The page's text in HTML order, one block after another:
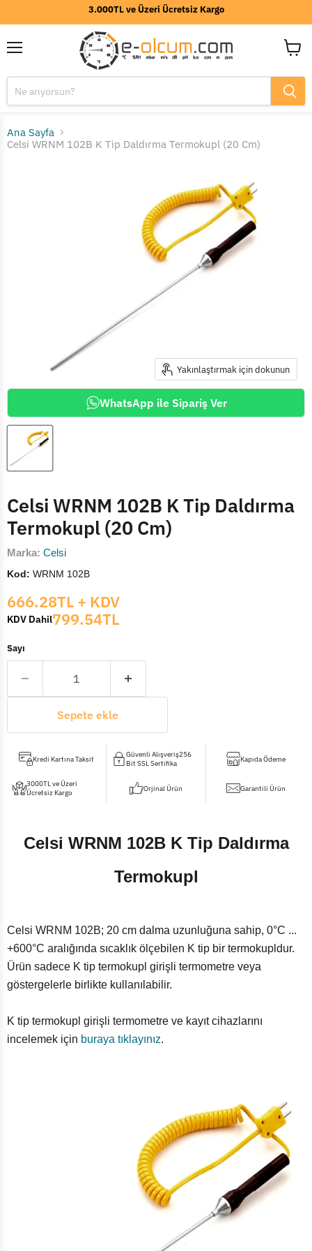
3.000TL ve Üzeri Ücretsiz Kargo
Ana Sayfa
Celsi WRNM 102B K Tip Daldırma Termokupl (20 Cm)
Yakınlaştırmak için dokunun
WhatsApp ile Sipariş Ver
Celsi WRNM 102B K Tip Daldırma
Termokupl (20 Cm)
Marka: Celsi
Kod: WRNM 102B
Mevcut fiyat
666.28TL + KDV
KDV Dahil799.54TL
Sayı
Sepete ekle
Kredi Kartına Taksit
Güvenli Alışveriş256
Bit SSL Sertifika
Kapıda Ödeme
3000TL ve Üzeri
Ücretsiz Kargo
Orjinal Ürün Garantili Ürün
Celsi WRNM 102B K Tip Daldırma
Termokupl
Celsi WRNM 102B; 20 cm dalma uzunluğuna sahip, 0°C ...
+600°C aralığında sıcaklık ölçebilen K tip bir termokupldur.
Ürün sadece K tip termokupl girişli termometre veya
göstergelerle birlikte kullanılabilir.
K tip termokupl girişli termometre ve kayıt cihazlarını
incelemek için buraya tıklayınız.